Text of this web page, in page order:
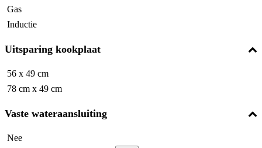
Gas
Inductie
Uitsparing kookplaat
56 x 49 cm
78 cm x 49 cm
Vaste wateraansluiting
Nee